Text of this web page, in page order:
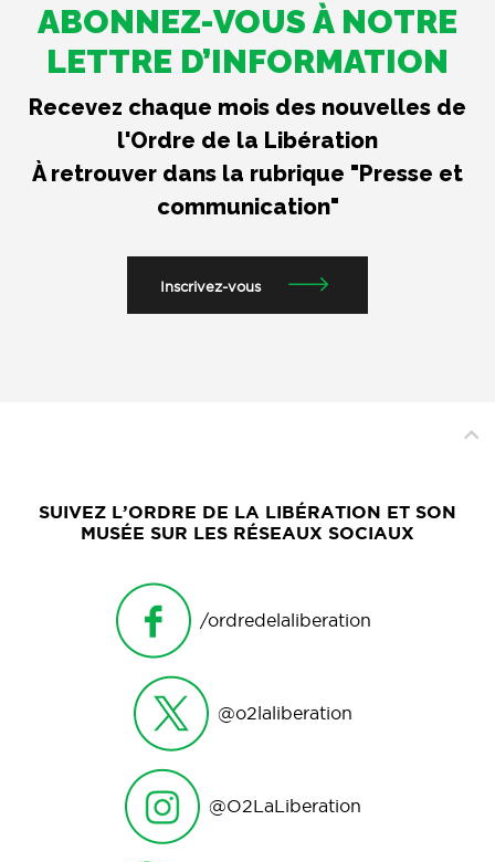
ABONNEZ-VOUS À NOTRE
LETTRE D’INFORMATION
Recevez chaque mois des nouvelles de
l'Ordre de la Libération
À retrouver dans la rubrique "Presse et
communication"
Inscrivez-vous
SUIVEZ L’ORDRE DE LA LIBÉRATION ET SON
MUSÉE SUR LES RÉSEAUX SOCIAUX
/ordredelaliberation
@o2laliberation
@O2LaLiberation